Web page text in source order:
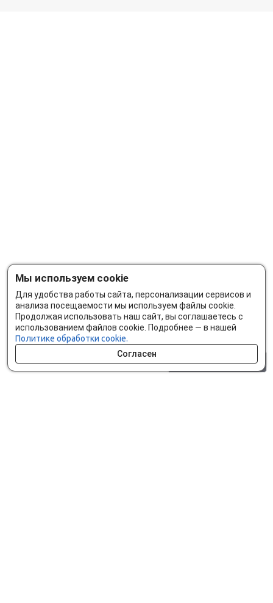
Мы используем cookie
Для удобства работы сайта, персонализации сервисов и
анализа посещаемости мы используем файлы cookie.
Продолжая использовать наш сайт, вы соглашаетесь с
использованием файлов cookie. Подробнее — в нашей
Политике обработки cookie.
Согласен